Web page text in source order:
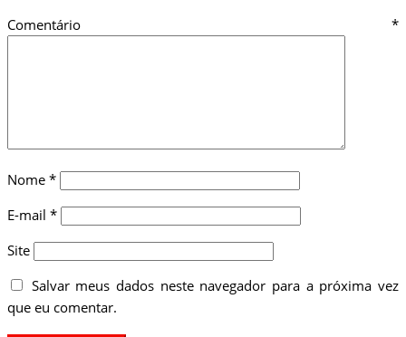
Comentário *
Nome *
E-mail *
Site
Salvar meus dados neste navegador para a próxima vez
que eu comentar.